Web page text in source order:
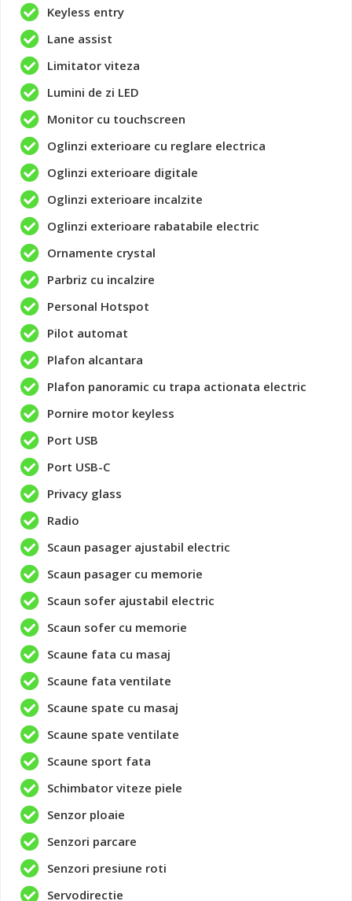
Keyless entry
Lane assist
Limitator viteza
Lumini de zi LED
Monitor cu touchscreen
Oglinzi exterioare cu reglare electrica
Oglinzi exterioare digitale
Oglinzi exterioare incalzite
Oglinzi exterioare rabatabile electric
Ornamente crystal
Parbriz cu incalzire
Personal Hotspot
Pilot automat
Plafon alcantara
Plafon panoramic cu trapa actionata electric
Pornire motor keyless
Port USB
Port USB-C
Privacy glass
Radio
Scaun pasager ajustabil electric
Scaun pasager cu memorie
Scaun sofer ajustabil electric
Scaun sofer cu memorie
Scaune fata cu masaj
Scaune fata ventilate
Scaune spate cu masaj
Scaune spate ventilate
Scaune sport fata
Schimbator viteze piele
Senzor ploaie
Senzori parcare
Senzori presiune roti
Servodirectie